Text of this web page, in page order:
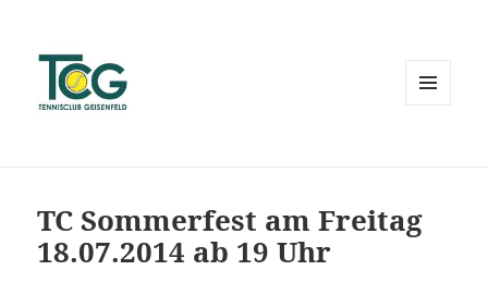
TC Sommerfest am Freitag
18.07.2014 ab 19 Uhr